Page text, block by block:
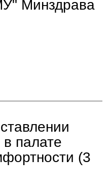
Минздрава
в палате
(3